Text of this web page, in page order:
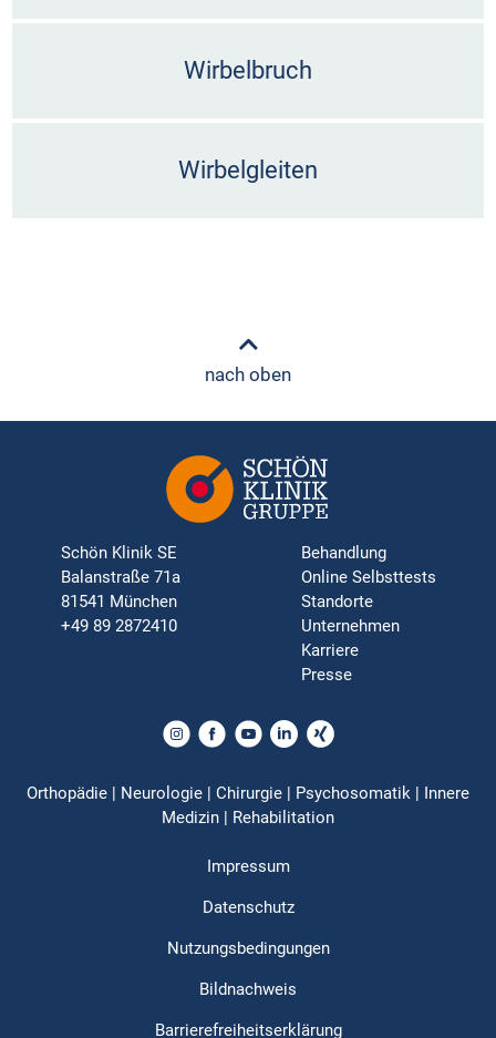
Wirbelbruch
Wirbelgleiten
nach oben
Schön Klinik SE
Balanstraße 71a
81541 München
+49 89 2872410
Behandlung
Online Selbsttests
Standorte
Unternehmen
Karriere
Presse
Orthopädie | Neurologie | Chirurgie | Psychosomatik | Innere
Medizin | Rehabilitation
Impressum
Datenschutz
Nutzungsbedingungen
Bildnachweis
Barrierefreiheitserklärung